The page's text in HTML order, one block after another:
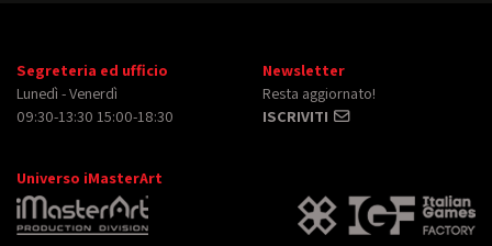
Segreteria ed ufficio
Lunedì - Venerdì
09:30-13:30 15:00-18:30
Newsletter
Resta aggiornato!
ISCRIVITI
Universo iMasterArt